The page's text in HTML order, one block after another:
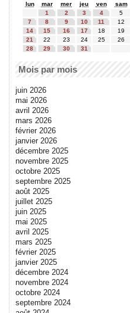
lun
mar mer jeu ven sam
1
2 3 4 5
7
8 9 10 11 12
14
15 16 17 18 19
21
22 23 24 25 26
28
29 30 31
Mois par mois
juin 2026
mai 2026
avril 2026
mars 2026
février 2026
janvier 2026
décembre 2025
novembre 2025
octobre 2025
septembre 2025
août 2025
juillet 2025
juin 2025
mai 2025
avril 2025
mars 2025
février 2025
janvier 2025
décembre 2024
novembre 2024
octobre 2024
septembre 2024